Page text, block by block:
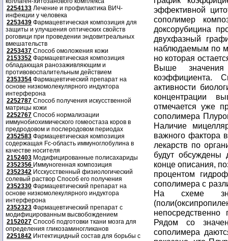
2254133 Лечение и профилактика ВИЧ-
инфекции у человека
2253439 Фармацевтическая композиция для
защиты и улучшения оптических свойств
роговици при проведении эндовитреальных
вмешательств
2253437 Способ омоложения кожи
2153352 Фармацевтическая композиция
обладающая ранозаживляющим и
противовоспалительным действием
2353354 Фармацевтический препарат на
основе низкомолекулярного индуктора
интерферона
2252787 Способ получения искусственной
матрицы кожи
2252767 Способ нормализации
иммунобиохимического гомеостаза коров в
предродовом и послеродовом периодах
2352583 Фармацевтическая композиция
содержащая Fc-область иммуноглобулина в
качестве носителя
2152403 Модифицированные полисахариды
2352356 Иммуногенная композиция
2352342 Исскусственный физиологический
солевый раствор Способ его получения
2352330 Фармацевтический препарат на
основе низкомолекулярного индуктора
интерферона
2352323 Фармацевтический препарат с
модифицированным высвобождением
2152027 Способ подготовки ткани мозга для
определения гликозаминогликанов
2251842 Интектицидный состав для борьбы с